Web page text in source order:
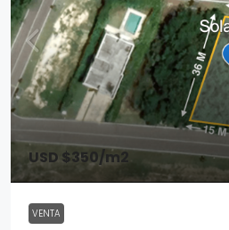
USD $350/m2
VENTA